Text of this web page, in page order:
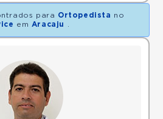
para Ortopedista no
em Aracaju